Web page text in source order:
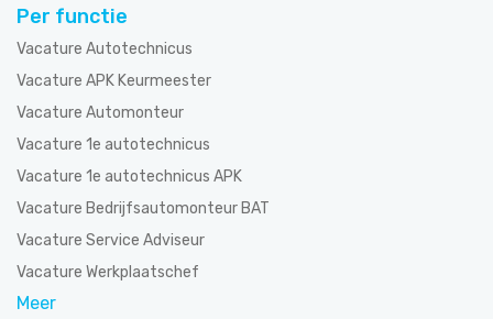
Per functie
Vacature Autotechnicus
Vacature APK Keurmeester
Vacature Automonteur
Vacature 1e autotechnicus
Vacature 1e autotechnicus APK
Vacature Bedrijfsautomonteur BAT
Vacature Service Adviseur
Vacature Werkplaatschef
Meer